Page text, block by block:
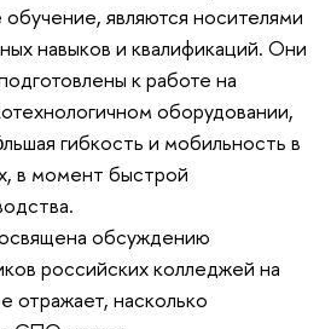
являются носителями
навыков и квалификаций. Они
к работе на
оборудовании,
гибкость и мобильность в
в момент быстрой
обсуждению
российских колледжей на
отражает, насколько